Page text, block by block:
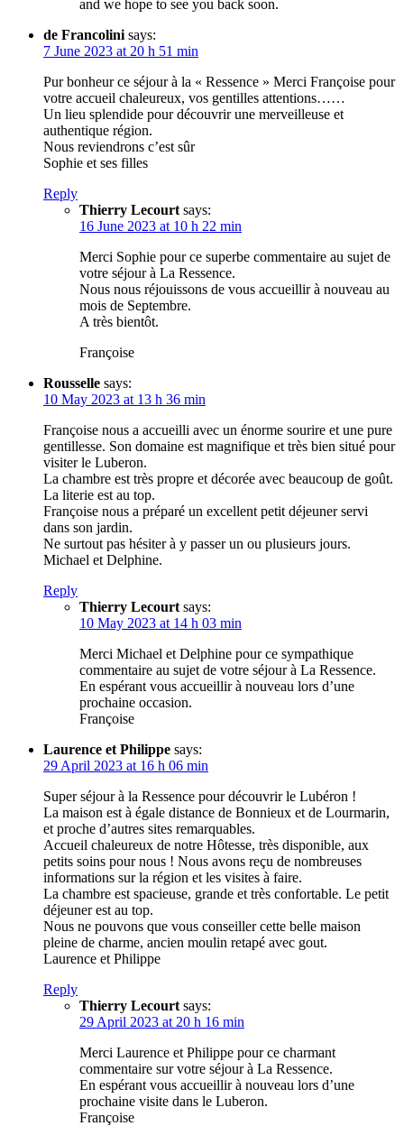
and we hope to see you back soon.
de Francolini says:
7 June 2023 at 20 h 51 min
Pur bonheur ce séjour à la « Ressence » Merci Françoise pour
votre accueil chaleureux, vos gentilles attentions……
Un lieu splendide pour découvrir une merveilleuse et
authentique région.
Nous reviendrons c’est sûr
Sophie et ses filles
Reply
Thierry Lecourt says:
16 June 2023 at 10 h 22 min
Merci Sophie pour ce superbe commentaire au sujet de
votre séjour à La Ressence.
Nous nous réjouissons de vous accueillir à nouveau au
mois de Septembre.
A très bientôt.
Françoise
Rousselle says:
10 May 2023 at 13 h 36 min
Françoise nous a accueilli avec un énorme sourire et une pure
gentillesse. Son domaine est magnifique et très bien situé pour
visiter le Luberon.
La chambre est très propre et décorée avec beaucoup de goût.
La literie est au top.
Françoise nous a préparé un excellent petit déjeuner servi
dans son jardin.
Ne surtout pas hésiter à y passer un ou plusieurs jours.
Michael et Delphine.
Reply
Thierry Lecourt says:
10 May 2023 at 14 h 03 min
Merci Michael et Delphine pour ce sympathique
commentaire au sujet de votre séjour à La Ressence.
En espérant vous accueillir à nouveau lors d’une
prochaine occasion.
Françoise
Laurence et Philippe says:
29 April 2023 at 16 h 06 min
Super séjour à la Ressence pour découvrir le Lubéron !
La maison est à égale distance de Bonnieux et de Lourmarin,
et proche d’autres sites remarquables.
Accueil chaleureux de notre Hôtesse, très disponible, aux
petits soins pour nous ! Nous avons reçu de nombreuses
informations sur la région et les visites à faire.
La chambre est spacieuse, grande et très confortable. Le petit
déjeuner est au top.
Nous ne pouvons que vous conseiller cette belle maison
pleine de charme, ancien moulin retapé avec gout.
Laurence et Philippe
Reply
Thierry Lecourt says:
29 April 2023 at 20 h 16 min
Merci Laurence et Philippe pour ce charmant
commentaire sur votre séjour à La Ressence.
En espérant vous accueillir à nouveau lors d’une
prochaine visite dans le Luberon.
Françoise